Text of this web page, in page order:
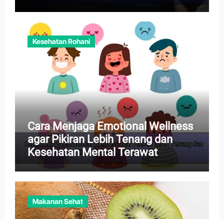
Kesehatan Rohani
Cara Menjaga Emotional Wellness
agar Pikiran Lebih Tenang dan
Kesehatan Mental Terawat
Makanan Sehat